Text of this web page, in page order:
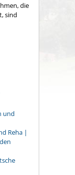
die
sind
und
Reha |